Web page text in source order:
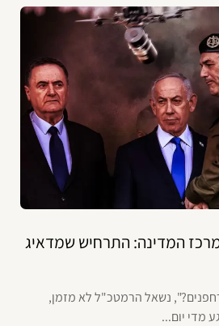
המדינה: התרחיש שמדאיג
נשאל הרמטכ"ל לא מזמן,
מדי יום...